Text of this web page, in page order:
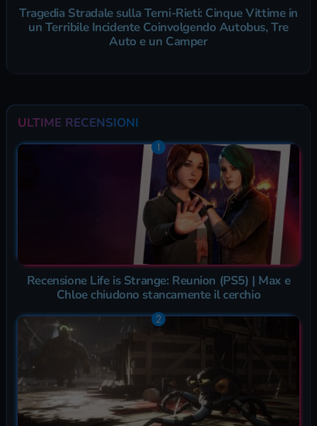
Tragedia Stradale sulla Terni-Rieti: Cinque Vittime in
un Terribile Incidente Coinvolgendo Autobus, Tre
Auto e un Camper
ULTIME RECENSIONI
Recensione Life is Strange: Reunion (PS5) | Max e
Chloe chiudono stancamente il cerchio